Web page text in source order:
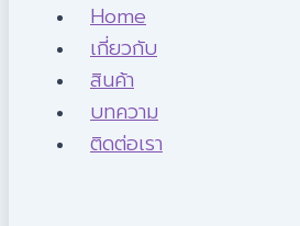
Home
เกี่ยวกับ
สินค้า
บทความ
ติดต่อเรา